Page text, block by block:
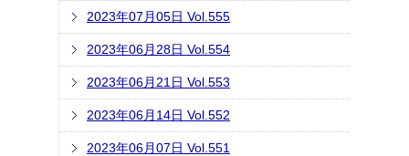
2023年07月05日 Vol.555
2023年06月28日 Vol.554
2023年06月21日 Vol.553
2023年06月14日 Vol.552
2023年06月07日 Vol.551